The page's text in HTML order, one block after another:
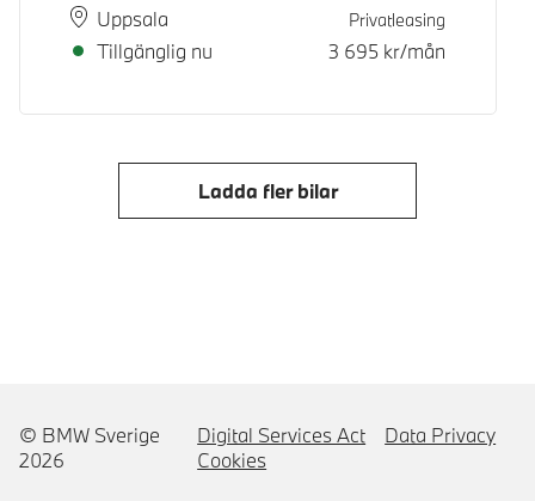
PlatsUppsala
Leveranstid
Tillgänglig nu
Privatleasing
3 695 kr/mån
Ladda fler bilar
© BMW Sverige
2026
Digital Services Act
Data Privacy
Cookies